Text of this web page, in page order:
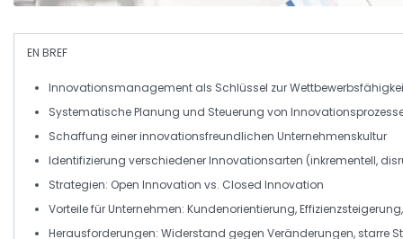
EN BREF
Innovationsmanagement als Schlüssel zur
SystematischePlanung und Steuerung von
Schaffung einerinnovationsfreundlichen Unternehmenskultur
Identifizierung verschiedenerInnovationsarten (inkrementell,
Strategien: Open Innovation vs. Closed Innovation
Vorteile für Unternehmen: Kundenorientierung,Effizienzsteigerung
Herausforderungen: Widerstand gegen Veränderungen, starre